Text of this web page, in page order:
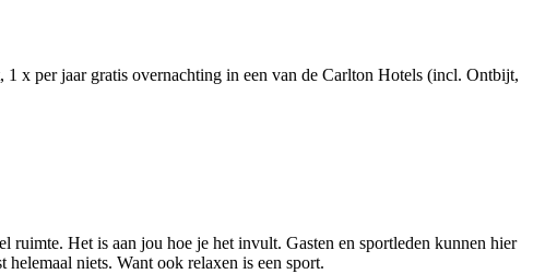
x per jaar gratis overnachting in een van de Carlton Hotels (incl. Ontbijt,
Het is aan jou hoe je het invult. Gasten en sportleden kunnen hier
niets. Want ook relaxen is een sport.